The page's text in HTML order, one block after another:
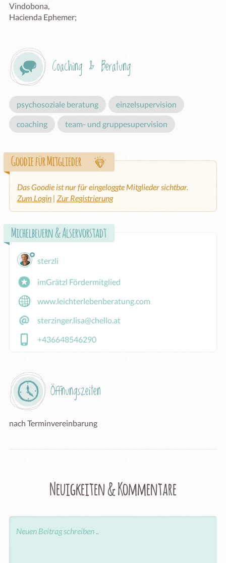
Vindobona,
Hacienda Ephemer;
Coaching & Beratung
psychosoziale beratung einzelsupervision
coaching team- und gruppesupervision
Goodie für Mitglieder
Das Goodie ist nur für eingeloggte Mitglieder sichtbar.
Zum Login | Zur Registrierung
Michelbeuern & Alservorstadt
sterzli
imGrätzl Fördermitglied
www.leichterlebenberatung.com
sterzinger.lisa@chello.at
+436648546290
Öffnungszeiten
nach Terminvereinbarung
Neuigkeiten & Kommentare